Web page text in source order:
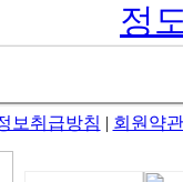
정
보취급방침 | 회원약관